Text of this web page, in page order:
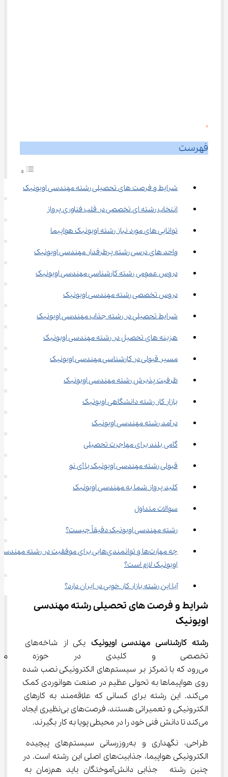
0
فهرست
شرایط و فرصت‌ های تحصیلی رشته مهندسی اویونیک
انتخاب رشته‌ ای تخصصی در قلب فناوری پرواز
توانایی ‌های مورد نیاز رشته اویونیک هواپیما
واحد های درسی رشته پرطرفدار مهندسی اویونیک
دروس عمومی رشته کارشناسی مهندسی اویونیک
دروس تخصصی رشته مهندسی اویونیک
شرایط تحصیلی در رشته جذاب مهندسی اویونیک
هزینه های تحصیل در رشته مهندسی اویونیک
مسیر قبولی در کارشناسی مهندسی اویونیک
ظرفیت پذیرش رشته مهندسی اویونیک
بازار کار رشته دانشگاهی اویونیک
درآمد رشته مهندسی اویونیک
گامی بلند برای مهاجرت تحصیلی
قبولی رشته مهندسی اویونیک با آی نو
کلید پرواز شما به مهندسی اویونیک
سوالات متداول
رشته مهندسی اویونیک دقیقاً چیست؟
چه مهارت‌ها و توانمندی‌هایی برای موفقیت در رشته
اویونیک لازم است؟
آیا این رشته بازار کار خوبی در ایران دارد؟
شرایط و فرصت‌ های تحصیلی رشته مهندسی
اویونیک
رشته کارشناسی مهندسی اویونیک
یکی از شاخه‌های
تخصصی و کلیدی در حوزه
می‌رود که با تمرکز بر سیستم‌های الکترونیکی نصب شده
روی هواپیماها به تحولی عظیم در صنعت هوانوردی کمک
می‌کند. این رشته برای کسانی که علاقه‌مند به کارهای
الکترونیکی و تعمیراتی هستند، فرصت‌های بی‌نظیری ایجاد
می‌کند تا دانش فنی خود را در محیطی پویا به کار بگیرند.
طراحی، نگهداری و به‌روزرسانی سیستم‌های پیچیده
الکترونیکی هواپیما، جذابیت‌های اصلی این رشته است. در
چنین رشته  جذابی دانش‌آموختگان باید هم‌زمان به